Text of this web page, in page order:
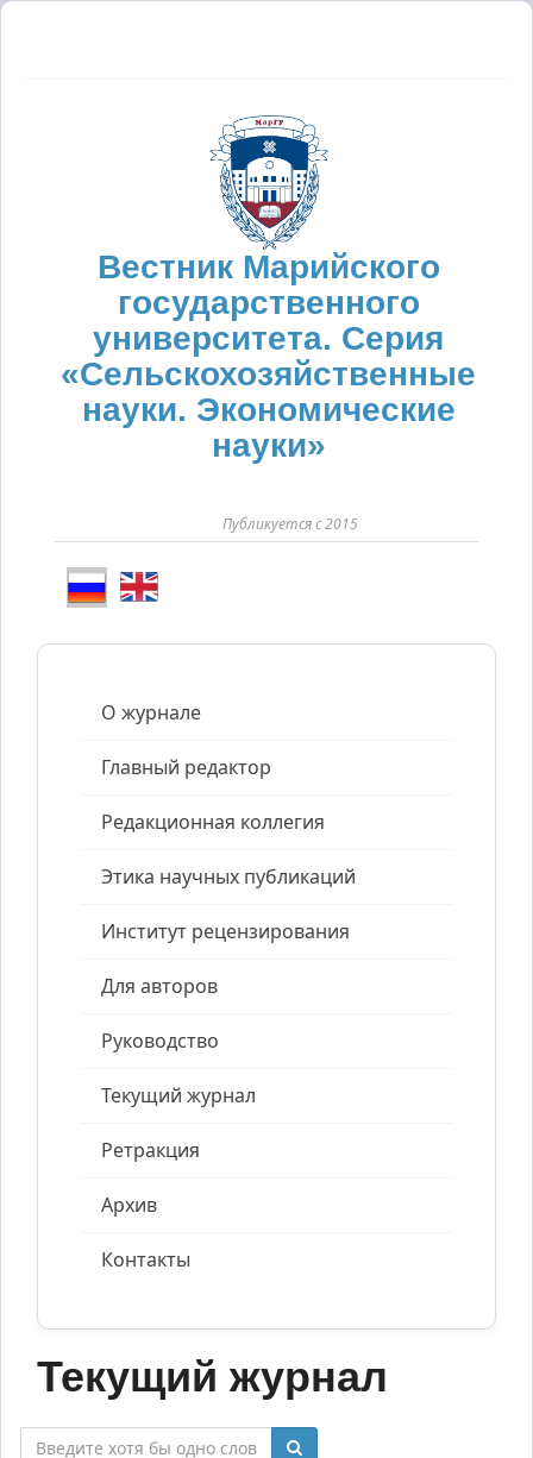
Вестник Марийского
государственного
университета. Серия
«Сельскохозяйственные
науки. Экономические
науки»
Публикуется с 2015
О журнале
Главный редактор
Редакционная коллегия
Этика научных публикаций
Институт рецензирования
Для авторов
Руководство
Текущий журнал
Ретракция
Архив
Контакты
Текущий журнал